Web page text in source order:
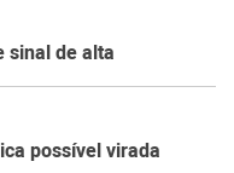
sinal de alta
possível virada